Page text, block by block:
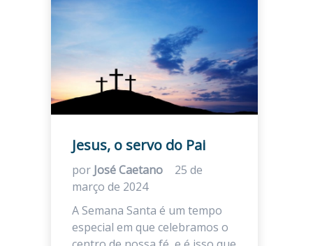
Jesus, o servo do Pai
por José Caetano
25 de
março de 2024
A Semana Santa é um tempo
especial em que celebramos o